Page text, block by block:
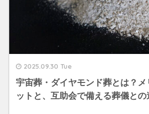
2025.09.30 Tue
宇宙葬・ダイヤモンド葬とは？メ
ットと、互助会で備える葬儀との